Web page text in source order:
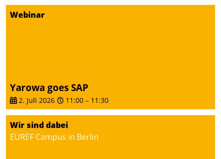
Webinar
Yarowa goes SAP
2. Juli 2026 11:00 – 11:30
Wir sind dabei
EUREF Campus in Berlin